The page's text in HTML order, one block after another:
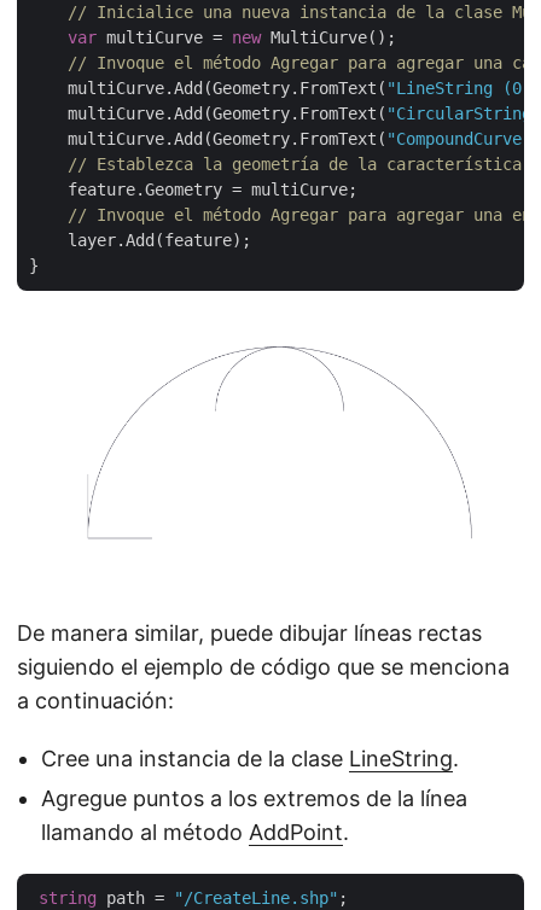
// Inicialice una nueva instancia de la
var multiCurve = new MultiCurve();
// Invoque el método Agregar para agregar
    multiCurve.Add(Geometry.FromText(
"LineString (0
    multiCurve.Add(Geometry.FromText(
    multiCurve.Add(Geometry.FromText(
// Establezca la geometría de la característica.
    feature.Geometry = multiCurve;
// Invoque el método Agregar para agregar una
    layer.Add(feature);
De manera similar, puede dibujar líneas rectas
siguiendo el ejemplo de código que se menciona
a continuación:
Cree una instancia de la clase LineString.
Agregue puntos a los extremos de la línea
llamando al método AddPoint.
string path = "/CreateLine.shp"